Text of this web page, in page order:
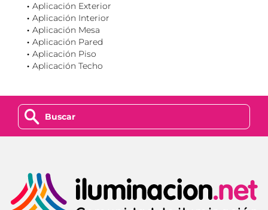
Aplicación Exterior
Aplicación Interior
Aplicación Mesa
Aplicación Pared
Aplicación Piso
Aplicación Techo
z